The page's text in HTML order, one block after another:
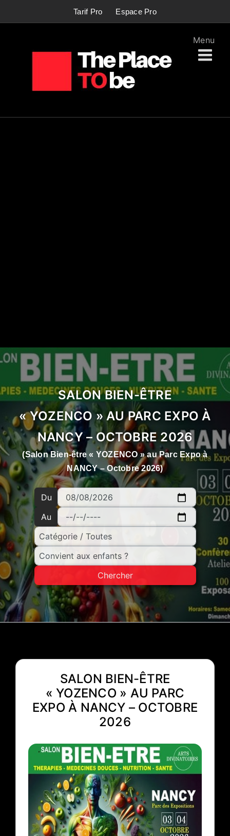
Tarif Pro Espace Pro
SALON BIEN-ÊTRE
« YOZENCO » AU PARC EXPO À
NANCY – OCTOBRE 2026
(Salon Bien-être « YOZENCO » au Parc Expo à
NANCY – Octobre 2026)
Du
Au
Chercher
SALON BIEN-ÊTRE
« YOZENCO » AU PARC
EXPO À NANCY – OCTOBRE
2026